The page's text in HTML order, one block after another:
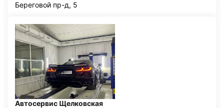
Береговой пр-д, 5
Автосервис Щелковская